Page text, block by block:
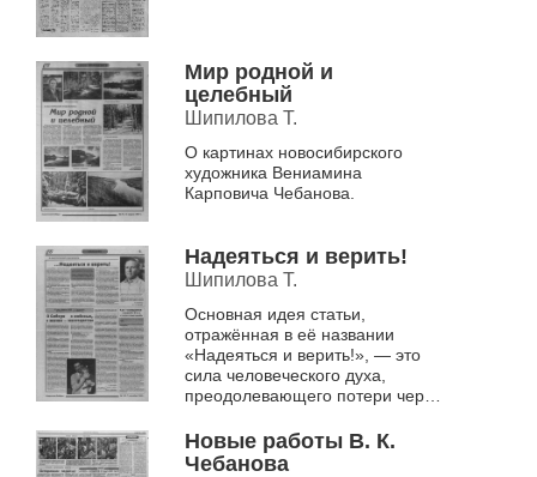
Мир родной и
целебный
Шипилова Т.
О картинах новосибирского
художника Вениамина
Карповича Чебанова.
Надеяться и верить!
Шипилова Т.
Основная идея статьи,
отражённая в её названии
«Надеяться и верить!», — это
сила человеческого духа,
преодолевающего потери через
потенциал каждого человека,
особенно реб...
Новые работы В. К.
Чебанова